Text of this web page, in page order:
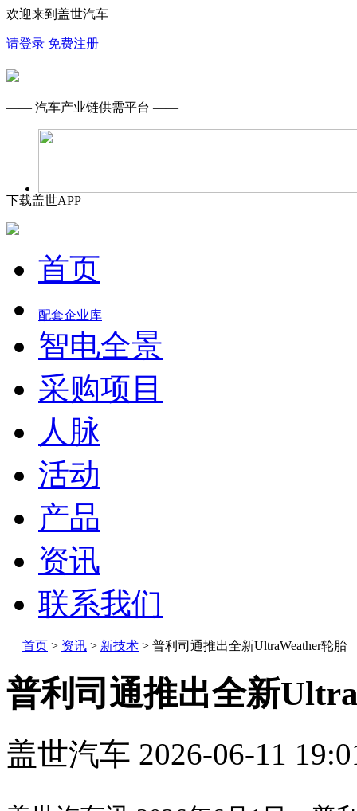
欢迎来到盖世汽车
请登录 免费注册
—— 汽车产业链供需平台 ——
下载盖世APP
首页
配套企业库
智电全景
采购项目
人脉
活动
产品
资讯
联系我们
首页 > 资讯 > 新技术 > 普利司通推出全新UltraWeather轮胎
普利司通推出全新
盖世汽车 2026-06-11